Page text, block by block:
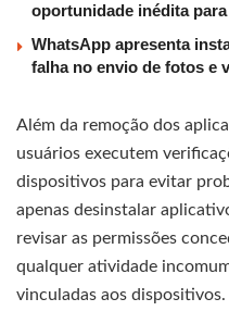
oportunidade inédita
WhatsApp apresenta
falha no envio de fotos e
Além da remoção dos
usuários executem
dispositivos para evitar
apenas desinstalar
revisar as permissões
qualquer atividade
vinculadas aos dispositivos.